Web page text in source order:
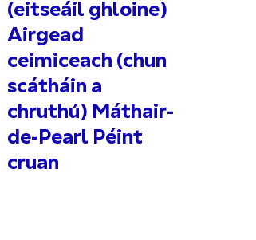
(eitseáil ghloine)
Airgead
ceimiceach (chun
scátháin a
chruthú) Máthair-
de-Pearl Péint
cruan